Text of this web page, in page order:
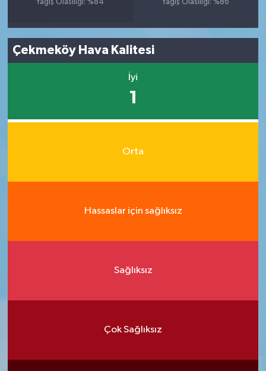
Yağış Olasılığı: %84
Yağış Olasılığı: %86
Çekmeköy Hava Kalitesi
İyi
1
Orta
Hassaslar için sağlıksız
Sağlıksız
Çok Sağlıksız